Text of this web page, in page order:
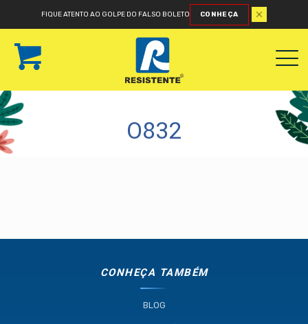
FIQUE ATENTO AO GOLPE DO FALSO BOLETO CONHEÇA
O832
CONHEÇA TAMBÉM
BLOG